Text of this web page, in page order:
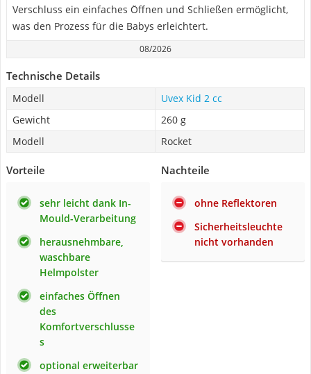
Verschluss ein einfaches Öffnen und Schließen ermöglicht,
was den Prozess für die Babys erleichtert.
08/2026
Technische Details
Modell
Uvex Kid 2 cc
Gewicht
260 g
Modell
Rocket
Vorteile
sehr leicht dank In-
Mould-Verarbeitung
herausnehmbare,
waschbare
Helmpolster
einfaches Öffnen
des
Komfortverschlusse
s
optional erweiterbar
Nachteile
ohne Reflektoren
Sicherheitsleuchte
nicht vorhanden